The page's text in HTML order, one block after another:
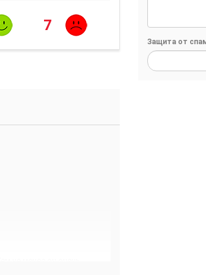
Защита от
7
не менее он очень